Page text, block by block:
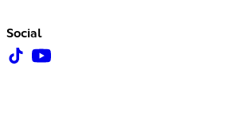
Social